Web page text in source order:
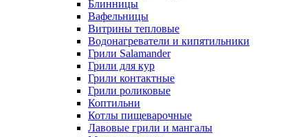
Блинницы
Вафельницы
Витрины тепловые
Водонагреватели и кипятильники
Грили Salamander
Грили для кур
Грили контактные
Грили роликовые
Коптильни
Котлы пищеварочные
Лавовые грили и мангалы